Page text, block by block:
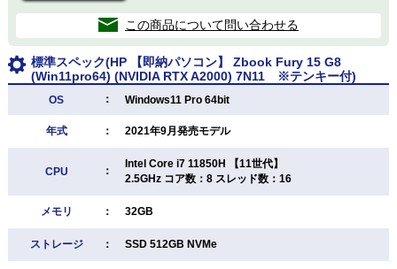
この商品について問い合わせる
標準スペック(HP 【即納パソコン】 Zbook Fury 15 G8
(Win11pro64) (NVIDIA RTX A2000) 7N11 ※テンキー付)
OS ： Windows11 Pro 64bit
年式 ： 2021年9月発売モデル
CPU ：
Intel Core i7 11850H 【11世代】
2.5GHz コア数：8 スレッド数：16
メモリ ： 32GB
ストレージ ： SSD 512GB NVMe